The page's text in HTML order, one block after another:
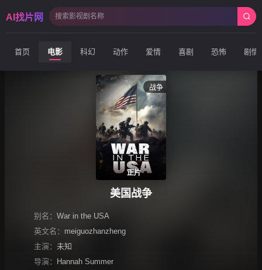
AI找片网
首页 电影 科幻 动作 爱情 喜剧 恐怖 剧情
战争
正片
美国战争
别名： War in the USA
英文名： meiguozhanzheng
主演： 未知
导演：
Hannah Summer